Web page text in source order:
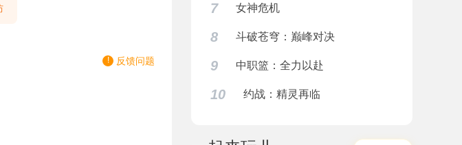
反馈问题
7 女神危机
8 斗破苍穹：巅峰对决
9 中职篮：全力以赴
10 约战：精灵再临